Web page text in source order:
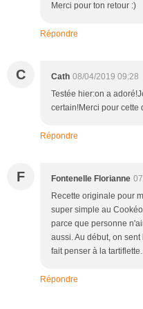
Merci pour ton retour :)
Répondre
C Cath 08/04/2019 09:28
Testée hier:on a
certain!Merci pour cette
Répondre
F Fontenelle Florianne
Recette originale pour
super simple au
parce que personne
aussi. Au début, on
fait penser à la tartiflette...
Répondre